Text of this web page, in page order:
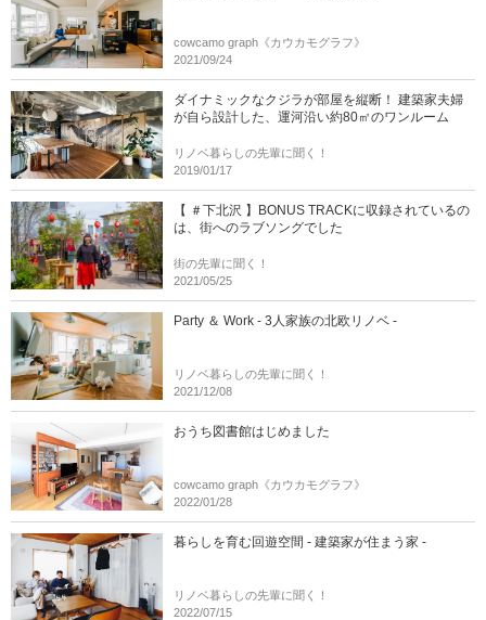
cowcamo graph《カウカモグラフ》
2021/09/24
ダイナミックなクジラが部屋を縦断！ 建築家夫婦
が自ら設計した、運河沿い約80㎡のワンルーム
リノベ暮らしの先輩に聞く！
2019/01/17
【 ＃下北沢 】BONUS TRACKに収録されているの
は、街へのラブソングでした
街の先輩に聞く！
2021/05/25
Party ＆ Work - 3人家族の北欧リノベ -
リノベ暮らしの先輩に聞く！
2021/12/08
おうち図書館はじめました
cowcamo graph《カウカモグラフ》
2022/01/28
暮らしを育む回遊空間 - 建築家が住まう家 -
リノベ暮らしの先輩に聞く！
2022/07/15